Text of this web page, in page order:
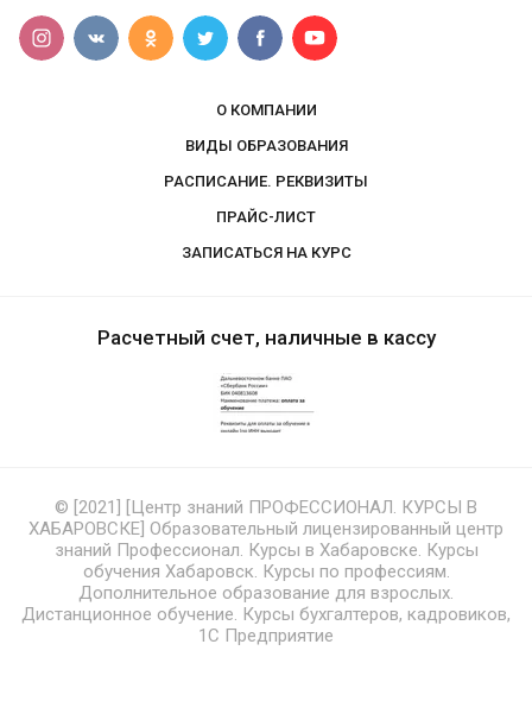
О КОМПАНИИ
ВИДЫ ОБРАЗОВАНИЯ
РАСПИСАНИЕ. РЕКВИЗИТЫ
ПРАЙС-ЛИСТ
ЗАПИСАТЬСЯ НА КУРС
Расчетный счет, наличные в кассу
© [2021] [Центр знаний ПРОФЕССИОНАЛ. КУРСЫ В
ХАБАРОВСКЕ] Образовательный лицензированный центр
знаний Профессионал. Курсы в Хабаровске. Курсы
обучения Хабаровск. Курсы по профессиям.
Дополнительное образование для взрослых.
Дистанционное обучение. Курсы бухгалтеров, кадровиков,
1С Предприятие